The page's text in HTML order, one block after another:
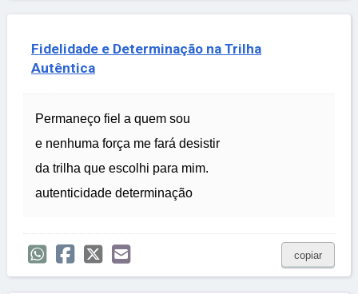
Fidelidade e Determinação na Trilha
Autêntica
Permaneço fiel a quem sou
e nenhuma força me fará desistir
da trilha que escolhi para mim.
autenticidade determinação
copiar